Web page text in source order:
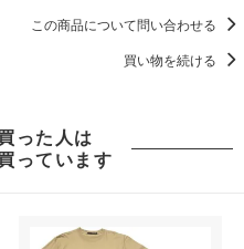
この商品について問い合わせる
買い物を続ける
った人は
っています